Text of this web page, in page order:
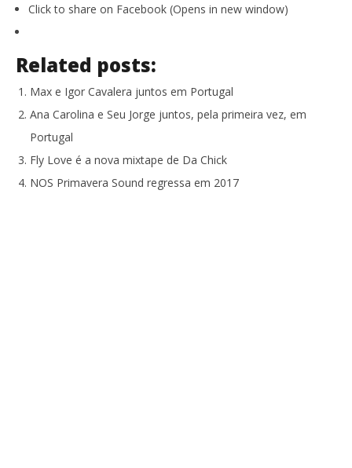
Click to share on Facebook (Opens in new window)
Related posts:
Max e Igor Cavalera juntos em Portugal
Ana Carolina e Seu Jorge juntos, pela primeira vez, em
Portugal
Fly Love é a nova mixtape de Da Chick
NOS Primavera Sound regressa em 2017